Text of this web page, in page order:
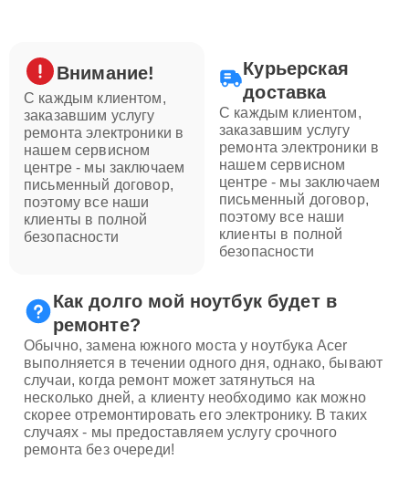
Внимание!
С каждым клиентом,
заказавшим услугу
ремонта электроники в
нашем сервисном
центре - мы заключаем
письменный договор,
поэтому все наши
клиенты в полной
безопасности
Курьерская
доставка
С каждым клиентом,
заказавшим услугу
ремонта электроники в
нашем сервисном
центре - мы заключаем
письменный договор,
поэтому все наши
клиенты в полной
безопасности
Как долго мой ноутбук будет в
ремонте?
Обычно, замена южного моста у ноутбука Acer
выполняется в течении одного дня, однако, бывают
случаи, когда ремонт может затянуться на
несколько дней, а клиенту необходимо как можно
скорее отремонтировать его электронику. В таких
случаях - мы предоставляем услугу срочного
ремонта без очереди!